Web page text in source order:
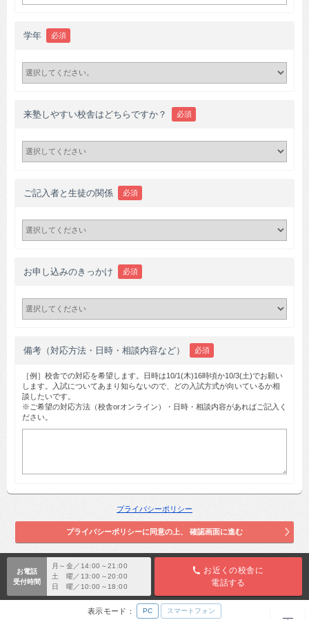
学年 必須
来塾しやすい校舎はどちらですか？ 必須
ご記入者と生徒の関係 必須
お申し込みのきっかけ 必須
備考（対応方法・日時・相談内容など） 必須
［例］校舎での対応を希望します。日時は10/1(木)16時頃か10/3(土)でお願い
します。入試についてあまり知らないので、どの入試方式が向いているか相
談したいです。
※ご希望の対応方法（校舎orオンライン）・日時・相談内容があればご記入く
ださい。
プライバシーポリシー
お電話
受付時間
月～金／14:00～21:00
土 曜／13:00～20:00
日 曜／10:00～18:00
お近くの校舎に
電話する
表示モード： PC スマートフォン